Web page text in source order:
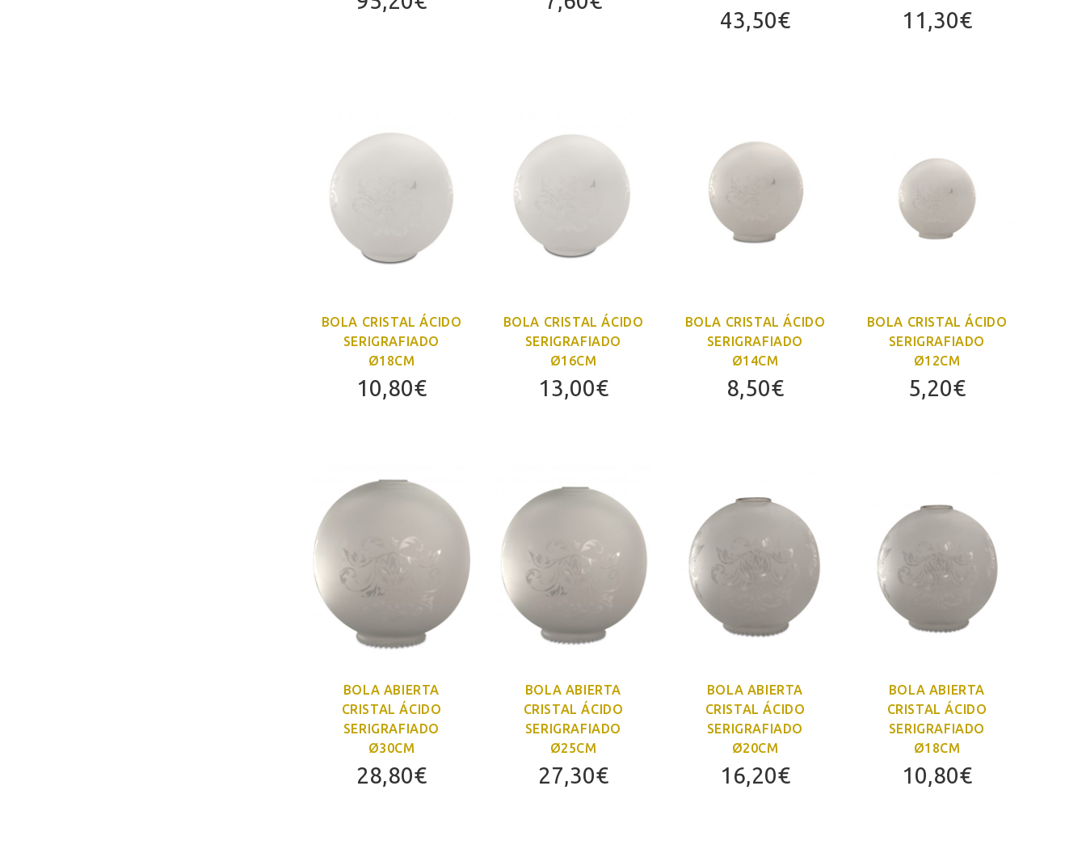
43,50€ 11,30€
BOLA CRISTAL ÁCIDO
SERIGRAFIADO
Ø18CM
10,80€
BOLA CRISTAL ÁCIDO
SERIGRAFIADO
Ø16CM
13,00€
BOLA CRISTAL ÁCIDO
SERIGRAFIADO
Ø14CM
8,50€
BOLA CRISTAL ÁCIDO
SERIGRAFIADO
Ø12CM
5,20€
BOLA ABIERTA
CRISTAL ÁCIDO
SERIGRAFIADO
Ø30CM
28,80€
BOLA ABIERTA
CRISTAL ÁCIDO
SERIGRAFIADO
Ø25CM
27,30€
BOLA ABIERTA
CRISTAL ÁCIDO
SERIGRAFIADO
Ø20CM
16,20€
BOLA ABIERTA
CRISTAL ÁCIDO
SERIGRAFIADO
Ø18CM
10,80€